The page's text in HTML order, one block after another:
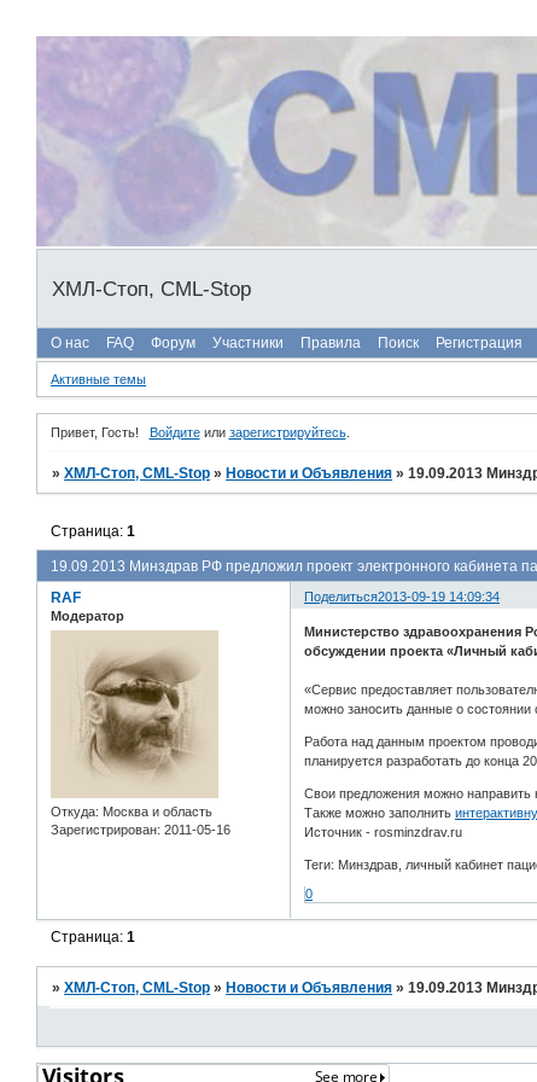
ХМЛ-Стоп, CML-Stop
О нас FAQ Форум Участники Правила Поиск Регистрация
Активные темы
Привет, Гость! Войдитеили зарегистрируйтесь.
»ХМЛ-Стоп, CML-Stop »Новости и Объявления »19.09.2013
19.09.2013 Минздрав РФ предложил проект электронного кабинета
Страница:1
Поделиться2013-09-19 14:09:34
RAF
Модератор
Откуда: Москва и область
Зарегистрирован: 2011-05-16
Министерство здравоохранения
обсуждении проекта «Личный
«Сервис предоставляет
можно заносить данные о состоянии
Работа над данным проектом
планируется разработать до конца
Свои предложения можно направить
Также можно заполнить
Источник - rosminzdrav.ru
Теги: Минздрав, личный кабинет
0
Страница:1
»ХМЛ-Стоп, CML-Stop »Новости и Объявления »19.09.2013